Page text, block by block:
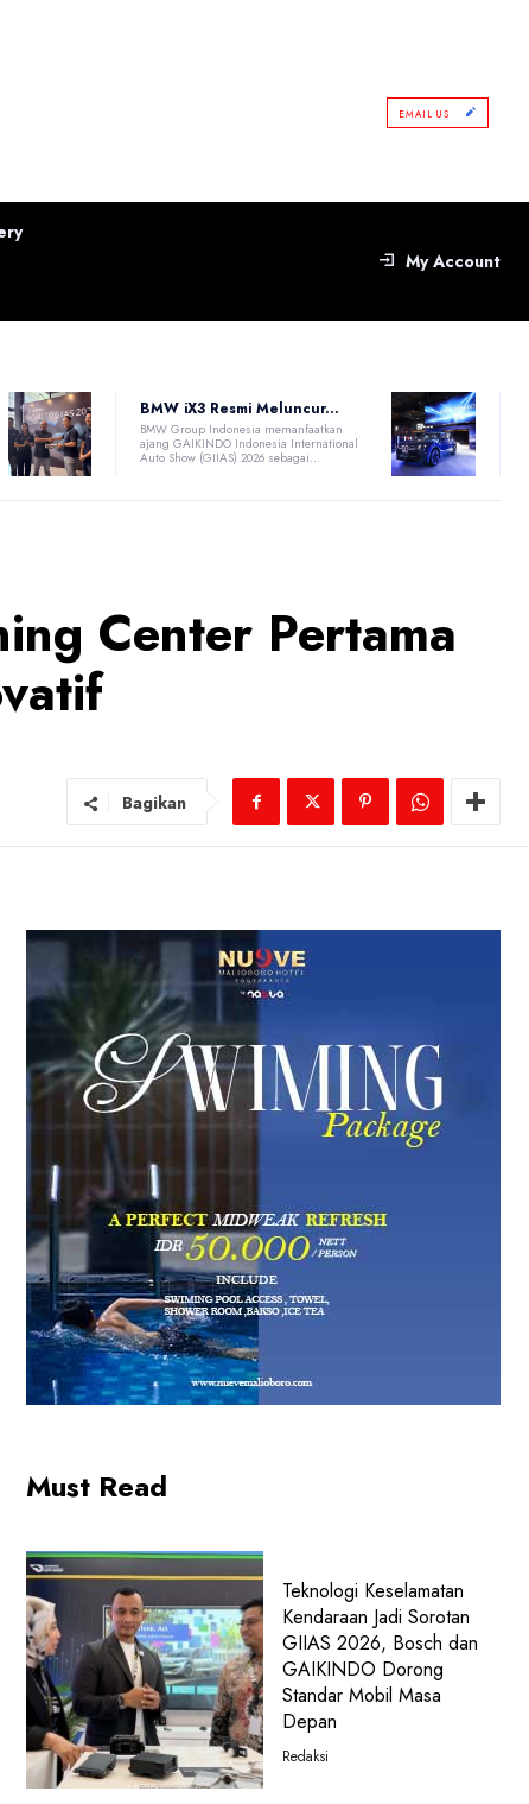
EMAIL US
My Account
BMW iX3 Resmi Meluncur...
BMW Group Indonesia memanfaatkan
ajang GAIKINDO Indonesia International
Auto Show (GIIAS) 2026 sebagai...
Center Pertama
Bagikan
Must Read
Teknologi Keselamatan
Kendaraan Jadi Sorotan
GIIAS 2026, Bosch dan
GAIKINDO Dorong
Standar Mobil Masa
Depan
Redaksi